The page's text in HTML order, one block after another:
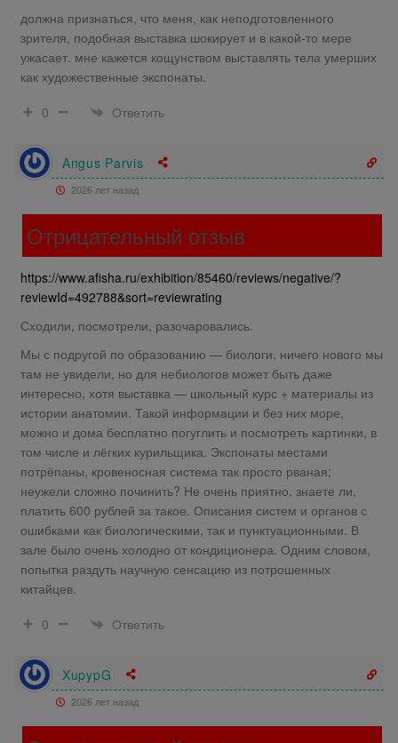
должна признаться, что меня, как неподготовленного
зрителя, подобная выставка шокирует и в какой-то мере
ужасает. мне кажется кощунством выставлять тела умерших
как художественные экспонаты.
0
Ответить
Angus Parvis
2026 лет назад
Отрицательный отзыв
https://www.afisha.ru/exhibition/85460/reviews/negative/?
reviewId=492788&sort=reviewrating
Сходили, посмотрели, разочаровались.
Мы с подругой по образованию — биологи, ничего нового мы
там не увидели, но для небиологов может быть даже
интересно, хотя выставка — школьный курс + материалы из
истории анатомии. Такой информации и без них море,
можно и дома бесплатно погуглить и посмотреть картинки, в
том числе и лёгких курильщика. Экспонаты местами
потрёпаны, кровеносная система так просто рваная;
неужели сложно починить? Не очень приятно, знаете ли,
платить 600 рублей за такое. Описания систем и органов с
ошибками как биологическими, так и пунктуационными. В
зале было очень холодно от кондиционера. Одним словом,
попытка раздуть научную сенсацию из потрошенных
китайцев.
0
Ответить
XupypG
2026 лет назад